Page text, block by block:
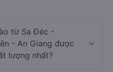
từ Sa Đéc -
- An Giang được
lượng nhất?